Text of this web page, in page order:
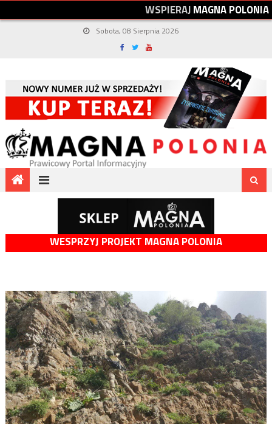
WSPIERAJMAGNAPOLONIA
Sobota, 08 Sierpnia 2026
WESPRZYJ PROJEKT MAGNA POLONIA